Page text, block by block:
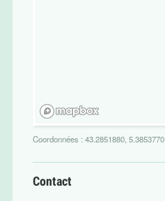
Coordonnées : 43.2851880, 5.3853770
Contact